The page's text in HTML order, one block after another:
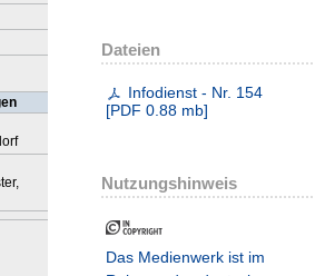
Dateien
Infodienst - Nr. 154
[PDF 0.88 mb]
Nutzungshinweis
Das Medienwerk ist im